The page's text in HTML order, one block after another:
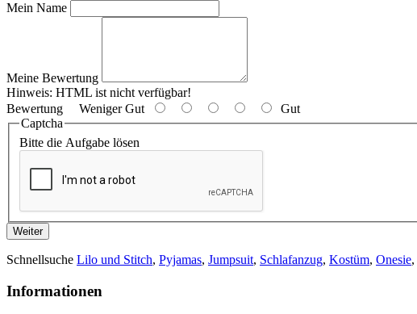
Mein Name
Meine Bewertung
Hinweis: HTML ist nicht verfügbar!
Bewertung Weniger Gut
Gut
Captcha
Bitte die Aufgabe lösen
Weiter
Schnellsuche Lilo und Stitch, Pyjamas, Jumpsuit, Schlafanzug, Kostüm, Onesie,
Informationen